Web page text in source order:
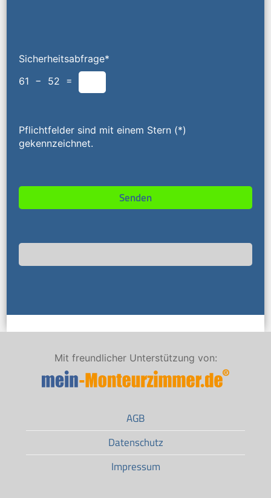
Sicherheitsabfrage*
61 − 52 =
Pflichtfelder sind mit einem Stern (*)
gekennzeichnet.
Mit freundlicher Unterstützung von:
AGB
Datenschutz
Impressum